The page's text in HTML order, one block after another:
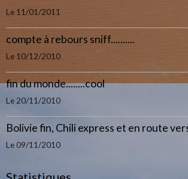
Le 11/01/2011
compte à rebours sniff..........
Le 10/12/2010
fin du monde........cool
Le 20/11/2010
Bolivie fin, Chili express et en route
Le 09/11/2010